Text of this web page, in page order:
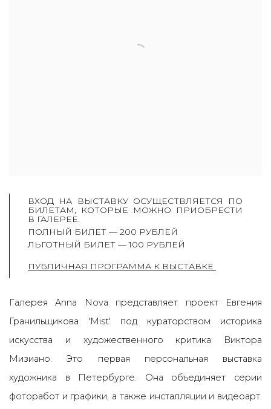
ВХОД НА ВЫСТАВКУ ОСУЩЕСТВЛЯЕТСЯ ПО
БИЛЕТАМ, КОТОРЫЕ МОЖНО ПРИОБРЕСТИ
В ГАЛЕРЕЕ.
ПОЛНЫЙ БИЛЕТ — 200 РУБЛЕЙ
ЛЬГОТНЫЙ БИЛЕТ — 100 РУБЛЕЙ
ПУБЛИЧНАЯ ПРОГРАММА К ВЫСТАВКЕ
Галерея Anna Nova представляет проект Евгения
Гранильщикова 'Mist' под кураторством историка
искусства и художественного критика Виктора
Мизиано. Это первая персональная выставка
художника в Петербурге. Она объединяет серии
фоторабот и графики, а также инсталляции и видеоарт.